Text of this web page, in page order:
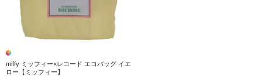
miffy ミッフィー×レコード エコバッグ イエ
ロー【ミッフィー】